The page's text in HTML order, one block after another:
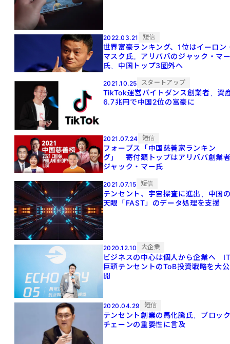
2022.03.21 短信
世界富豪ランキング、1位はイーロン
マスク氏。アリババのジャック・マ
氏、中国トップ3圏外へ
2021.10.25 スタートアップ
TikTok運営バイトダンス創業者、資
6.7兆円で中国2位の富豪に
2021.07.24 短信
フォーブス「中国慈善家ランキン
グ」 寄付額トップはアリババ創業
ジャック・マー氏
2021.07.15 短信
テンセント、宇宙探査に進出、中国
天眼「FAST」のデータ処理を支援
2020.12.10 大企業
ビジネスの中心は個人から企業へ
巨頭テンセントのToB投資戦略を大公
開
2020.04.29 短信
テンセント創業の馬化騰氏、ブロッ
チェーンの重要性に言及